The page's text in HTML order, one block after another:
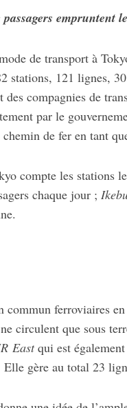
empruntent
de transport à
stations, 121 lignes,
des compagnies de
par le
de fer en tant
compte les stations
chaque jour ;
commun ferroviaires
circulent que sous
Eastqui est
gère au total 23